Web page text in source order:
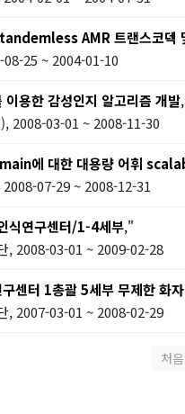
AMR 트랜스코덱
25 ~ 2004-01-10
이용한 감성인지 알고리즘 개발
2008-03-01 ~ 2008-11-30
에 대한 대용량 어휘
2008-07-29 ~ 2008-12-31
식연구센터/1-4세부,"
, 2008-03-01 ~ 2009-02-28
센터 1총괄 5세부 무제한 화
, 2007-03-01 ~ 2008-02-29
처음